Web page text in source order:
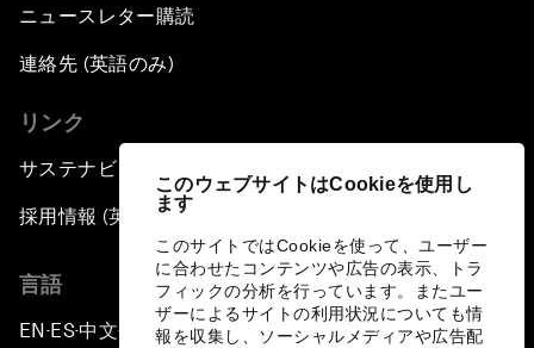
このウェブサイトはCookieを使用し
ます
このサイトではCookieを使って、ユーザー
に合わせたコンテンツや広告の表示、トラ
フィックの分析を行っています。またユー
ザーによるサイトの利用状況についても情
報を収集し、ソーシャルメディアや広告配
ニュースレター購読
連絡先 (英語のみ)
リンク
サステナビリティへの取り組み
採用情報 (英語のみ)
言語
EN ▪ES▪中文▪ 日本語